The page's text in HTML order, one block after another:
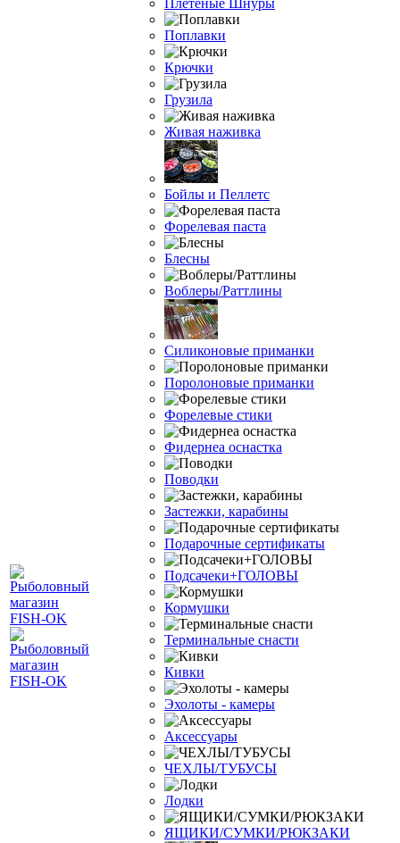
Плетёные Шнуры
Поплавки
Крючки
Грузила
Живая наживка
Бойлы и Пеллетс
Форелевая паста
Блесны
Воблеры/Раттлины
Силиконовые приманки
Поролоновые приманки
Форелевые стики
Фидернеа оснастка
Поводки
Застежки, карабины
Подарочные сертификаты
Подсачеки+ГОЛОВЫ
Кормушки
Терминальные снасти
Кивки
Эхолоты - камеры
Аксессуары
ЧЕХЛЫ/ТУБУСЫ
Лодки
ЯЩИКИ/СУМКИ/РЮКЗАКИ